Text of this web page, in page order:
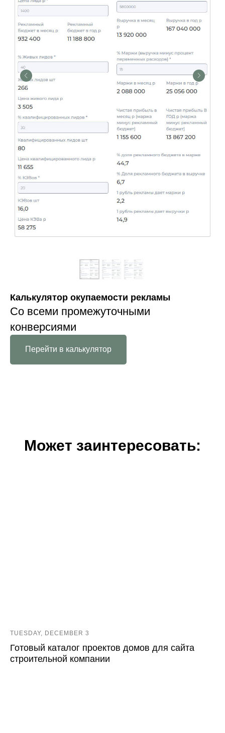
Калькулятор окупаемости рекламы
Со всеми промежуточными
конверсиями
Перейти в калькулятор
Может заинтересовать:
TUESDAY, DECEMBER 3
Готовый каталог проектов домов для сайта
строительной компании